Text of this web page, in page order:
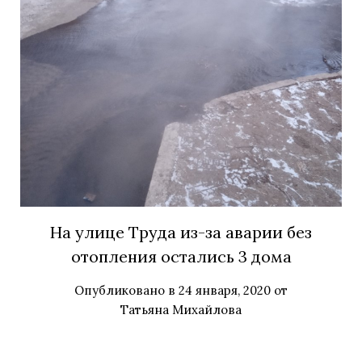
На улице Труда из-за аварии без
отопления остались 3 дома
Опубликовано в 24 января, 2020 от
Татьяна Михайлова